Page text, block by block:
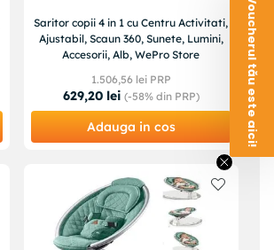
Saritor copii 4 in 1 cu Centru Activitati,
Ajustabil, Scaun 360, Sunete, Lumini,
Accesorii, Alb, WePro Store
1.506,56 lei PRP
629,20 lei (-58%din PRP)
Adauga in cos Voucherul tău este aici!